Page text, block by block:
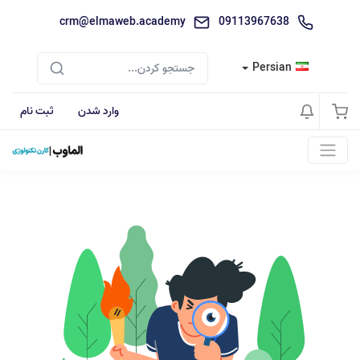
09113967638
crm@elmaweb.academy
Persian
وارد شدن ثبت نام